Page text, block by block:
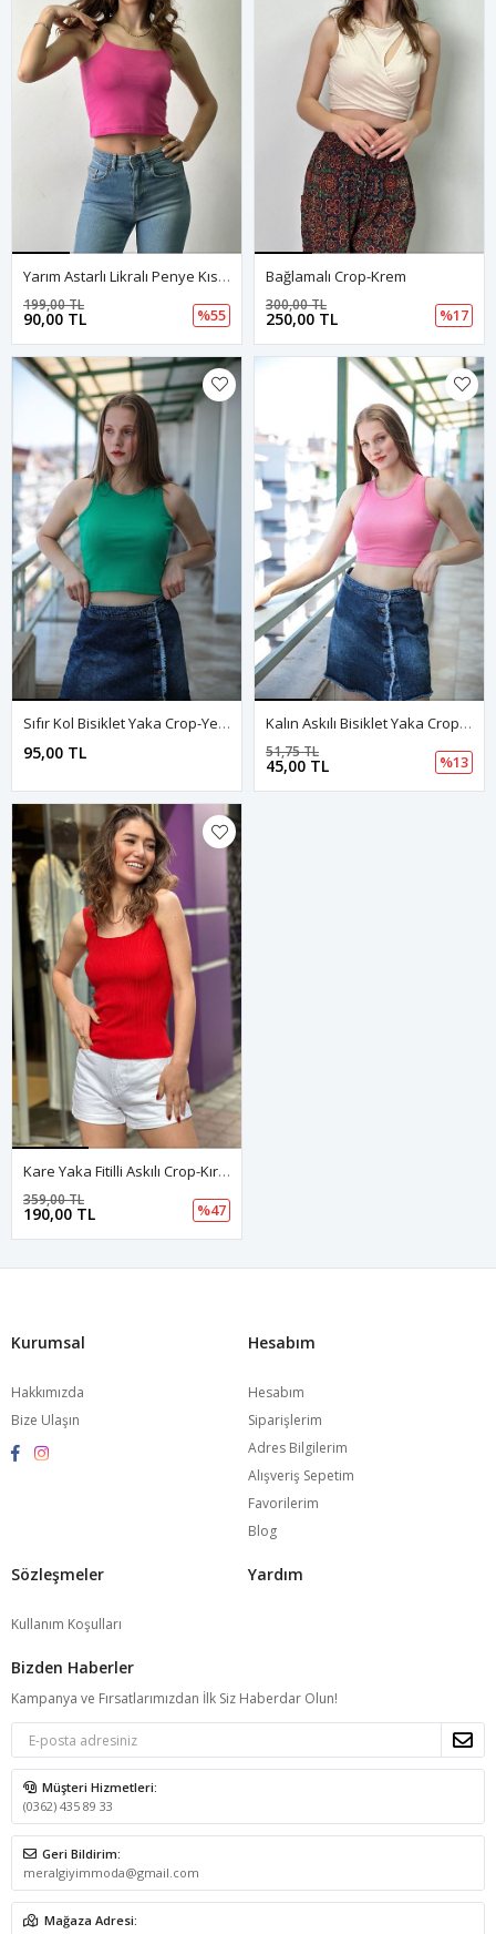
Yarım Astarlı Likralı Penye Kısa Atlet-Pembe
90,00 TL
199,00 TL
%55
Bağlamalı Crop-Krem
250,00 TL
300,00 TL
%17
Sıfır Kol Bisiklet Yaka Crop-Yeşil
95,00 TL
Kalın Askılı Bisiklet Yaka Crop-Pembe
45,00 TL
51,75 TL
%13
Kare Yaka Fitilli Askılı Crop-Kırmızı
190,00 TL
359,00 TL
%47
Kurumsal
Hakkımızda
Bize Ulaşın
Hesabım
Hesabım
Siparişlerim
Adres Bilgilerim
Alışveriş Sepetim
Favorilerim
Blog
Sözleşmeler
Kullanım Koşulları
Yardım
Bizden Haberler
Kampanya ve Fırsatlarımızdan İlk Siz Haberdar Olun!
Müşteri Hizmetleri:
(0362) 435 89 33
Geri Bildirim:
meralgiyimmoda@gmail.com
Mağaza Adresi: